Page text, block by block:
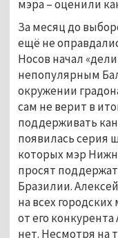
мэра – оценили
За месяц до
ещё не
Носов начал
непопулярным
окружении
сам не верит в
поддерживать
появилась серия
которых мэр
просят
Бразилии.
на всех
от его
нет. Несмотря на